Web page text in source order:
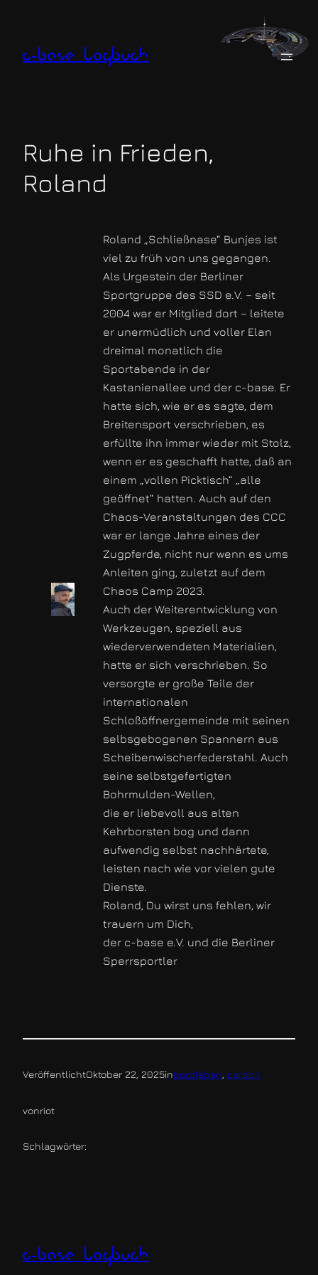
springen
c-base logbuch
Ruhe in Frieden,
Roland
Roland „Schließnase“ Bunjes ist
viel zu früh von uns gegangen.
Als Urgestein der Berliner
Sportgruppe des SSD e.V. – seit
2004 war er Mitglied dort – leitete
er unermüdlich und voller Elan
dreimal monatlich die
Sportabende in der
Kastanienallee und der c-base. Er
hatte sich, wie er es sagte, dem
Breitensport verschrieben, es
erfüllte ihn immer wieder mit Stolz,
wenn er es geschafft hatte, daß an
einem „vollen Picktisch“ „alle
geöffnet“ hatten. Auch auf den
Chaos-Veranstaltungen des CCC
war er lange Jahre eines der
Zugpferde, nicht nur wenn es ums
Anleiten ging, zuletzt auf dem
Chaos Camp 2023.
Auch der Weiterentwicklung von
Werkzeugen, speziell aus
wiederverwendeten Materialien,
hatte er sich verschrieben. So
versorgte er große Teile der
internationalen
Schloßöffnergemeinde mit seinen
selbsgebogenen Spannern aus
Scheibenwischerfederstahl. Auch
seine selbstgefertigten
Bohrmulden-Wellen,
die er liebevoll aus alten
Kehrborsten bog und dann
aufwendig selbst nachhärtete,
leisten nach wie vor vielen gute
Dienste.
Roland, Du wirst uns fehlen, wir
trauern um Dich,
der c-base e.V. und die Berliner
Sperrsportler
VeröffentlichtOktober 22, 2025inbordleben carbon
vonriot
Schlagwörter:
c-base logbuch